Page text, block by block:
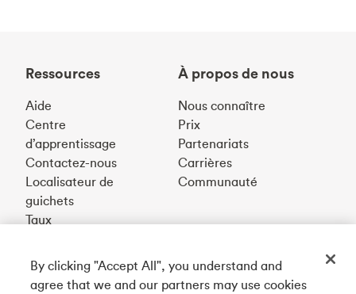
Ressources
Aide
Centre
d’apprentissage
Contactez-nous
Localisateur de
guichets
Taux
À propos de nous
Nous connaître
Prix
Partenariats
Carrières
Communauté
Téléchargez notre appli
By clicking "Accept All", you understand and
agree that we and our partners may use cookies